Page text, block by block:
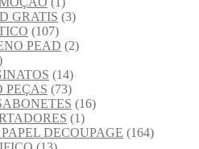
GRATIS (3)
(107)
PEAD (2)
(14)
PEÇAS (73)
(16)
(1)
DECOUPAGE (164)